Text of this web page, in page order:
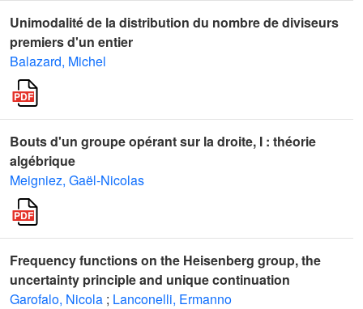
Unimodalité de la distribution du nombre de diviseurs
premiers d'un entier
Balazard, Michel
Bouts d'un groupe opérant sur la droite, I : théorie
algébrique
Meigniez, Gaël-Nicolas
Frequency functions on the Heisenberg group, the
uncertainty principle and unique continuation
Garofalo, Nicola ; Lanconelli, Ermanno